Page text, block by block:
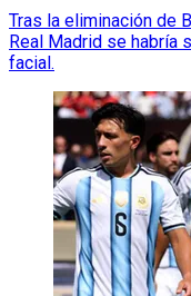
Tras la eliminación de
Real Madrid se habría
facial.